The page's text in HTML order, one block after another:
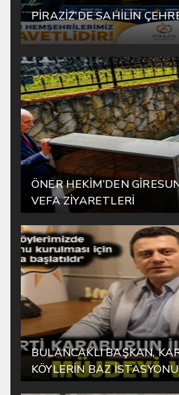
PİRAZİZ’DE SAHİLİN
ÖNER HEKİM’DEN
VEFA ZİYARETLERİ
BULANCAKLI BAŞKAN,
KÖYLERİN BAZ
ATTI!